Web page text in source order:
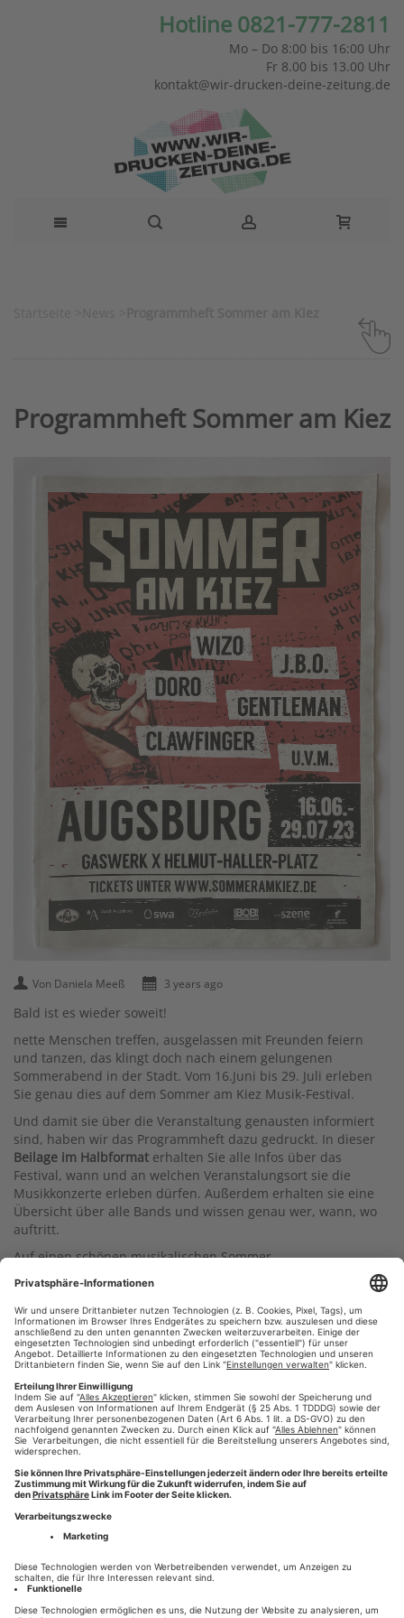
Hotline 0821-777-2811
Mo – Do 8:00 bis 16:00 Uhr
Fr 8.00 bis 13.00 Uhr
kontakt@wir-drucken-deine-zeitung.de
Programmheft Sommer am Kiez
Von Daniela Meeß 3 years ago
Bald ist es wieder soweit!
nette Menschen treffen, ausgelassen mit Freunden feiern
und tanzen, das klingt doch nach einem gelungenen
Sommerabend in der Stadt. Vom 16.Juni bis 29. Juli erleben
Sie genau dies auf dem Sommer am Kiez Musik-Festival.
Und damit sie über die Veranstaltung genausten informiert
sind, haben wir das Programmheft dazu gedruckt. In dieser
Beilage im Halbformat erhalten Sie alle Infos über das
Festival, wann und an welchen Veranstalungsort sie die
Musikkonzerte erleben dürfen. Außerdem erhalten sie eine
Übersicht über alle Bands und wissen genau wer, wann, wo
auftritt.
Auf einen schönen musikalischen Sommer.
#Sommer am Kiez, #Programmheft,#wir-drucken-deine-
zeitung,#Zeitungsbeilagen, #WDDZ,#Presse-Druck,
#augsburg,#zeitung online
HINTERLASSEN SIE EINEN KOMMENTAR